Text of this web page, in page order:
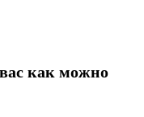
как можно